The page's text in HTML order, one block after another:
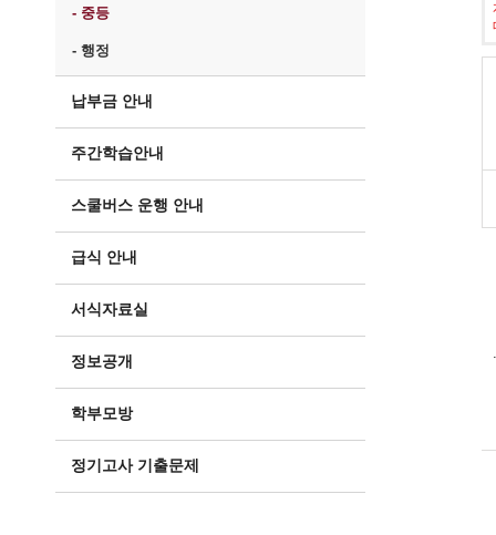
- 중등
- 행정
납부금 안내
주간학습안내
스쿨버스 운행 안내
급식 안내
서식자료실
정보공개
학부모방
정기고사 기출문제
.